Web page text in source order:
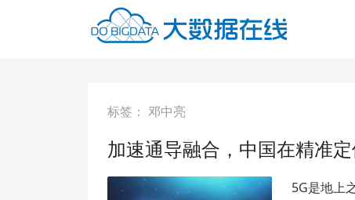
标签： 邓中亮
加速通导融合，中国在精准
5G是地上